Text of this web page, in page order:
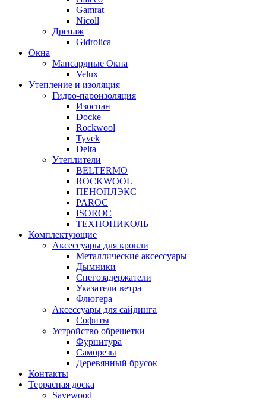
Gamrat
Nicoll
Дренаж
Gidrolica
Окна
Мансардные Окна
Velux
Утепление и изоляция
Гидро-пароизоляция
Изоспан
Docke
Rockwool
Tyvek
Delta
Утеплители
BELTERMO
ROCKWOOL
ПЕНОПЛЭКС
PAROC
ISOROC
ТЕХНОНИКОЛЬ
Комплектующие
Аксессуары для кровли
Металлические аксессуары
Дымники
Снегозадержатели
Указатели ветра
Флюгера
Аксессуары для сайдинга
Софиты
Устройство обрешетки
Фурнитура
Саморезы
Деревянный брусок
Контакты
Террасная доска
Savewood